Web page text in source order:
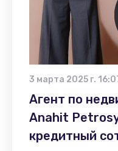
3 марта 2025 г.
Агент по
Anahit
кредитный